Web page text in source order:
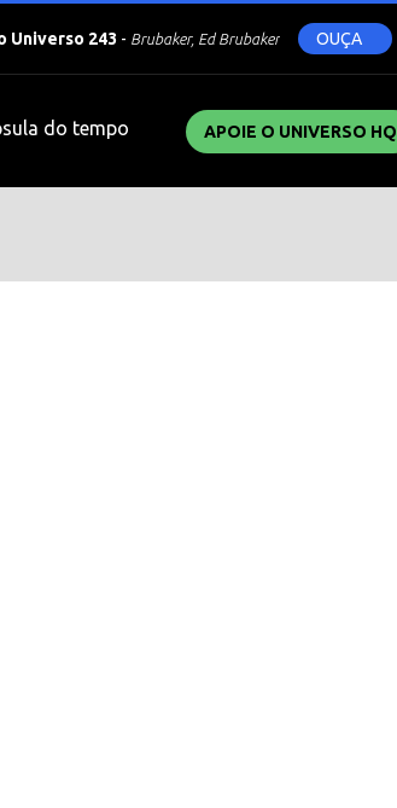
Universo 243 - Brubaker, Ed Brubaker OUÇA
do tempo APOIE O UNIVERSO HQ